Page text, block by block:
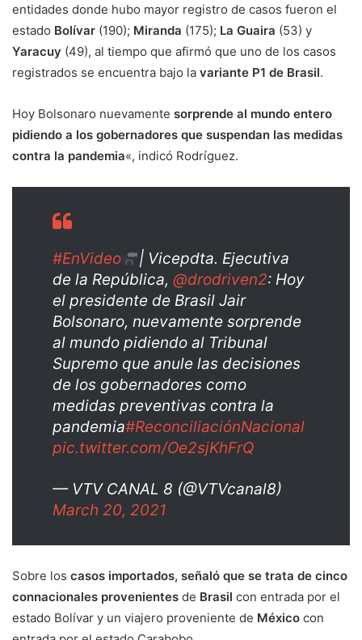
entidades donde hubo mayor registro de casos fueron el
estado Bolívar (190); Miranda (175); La Guaira (53) y
Yaracuy (49), al tiempo que afirmó que uno de los casos
registrados se encuentra bajo la variante P1 de Brasil.
Hoy Bolsonaro nuevamente sorprende al mundo entero
pidiendo a los gobernadores que suspendan las medidas
contra la pandemia«, indicó Rodríguez.
#EnVideo
| Vicepdta. Ejecutiva
de la República, @drodriven2: Hoy
el presidente de Brasil Jair
Bolsonaro, nuevamente sorprende
al mundo pidiendo al Tribunal
Supremo que anule las decisiones
de los gobernadores como
medidas preventivas contra la
pandemia#ReconciliaciónNacional
pic.twitter.com/Oe2sjKhFrQ
— VTV CANAL 8 (@VTVcanal8)
March 20, 2021
Sobre los casos importados, señaló que se trata de cinco
connacionales provenientes de Brasil con entrada por el
estado Bolívar y un viajero proveniente de México con